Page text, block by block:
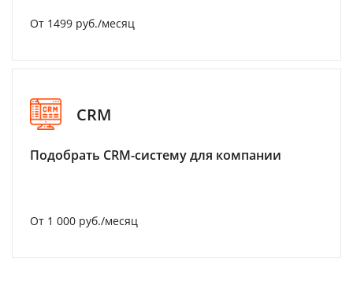
От 1499 руб./месяц
CRM
Подобрать CRM-систему для компании
От 1 000 руб./месяц